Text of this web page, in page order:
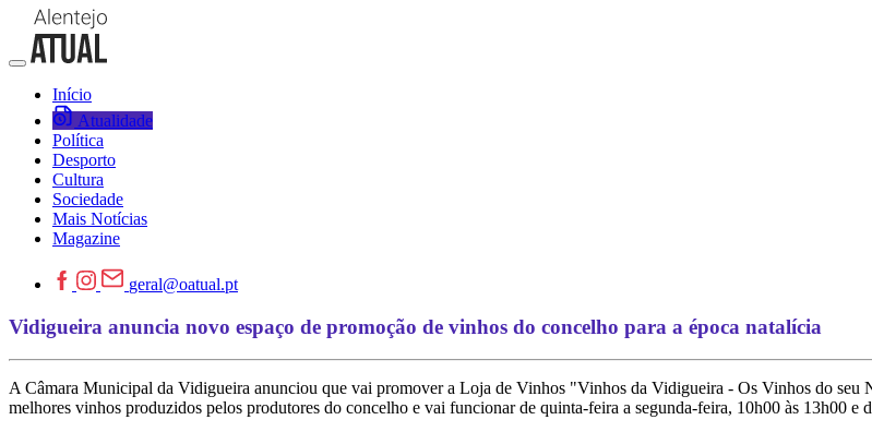
Início
Atualidade
Política
Desporto
Cultura
Sociedade
Mais Notícias
Magazine
geral@oatual.pt
Vidigueira anuncia novo espaço de promoção de vinhos do concelho para a época natalícia
A Câmara Municipal da Vidigueira anunciou que vai promover a Loja de Vinhos "Vinhos da Vidigueira - Os Vinhos do seu
melhores vinhos produzidos pelos produtores do concelho e vai funcionar de quinta-feira a segunda-feira, 10h00 às 13h00 e